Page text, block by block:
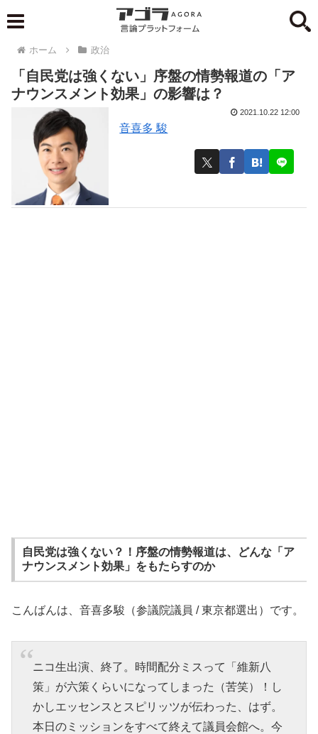
ホーム 政治
「自民党は強くない」序盤の情勢報道の「ア
ナウンスメント効果」の影響は？
音喜多 駿
2021.10.22 12:00
自民党は強くない？！序盤の情勢報道は、どんな「ア
ナウンスメント効果」をもたらすのか
こんばんは、音喜多駿（参議院議員 / 東京都選出）です。
ニコ生出演、終了。時間配分ミスって「維新八
策」が六策くらいになってしまった（苦笑）！し
かしエッセンスとスピリッツが伝わった、はず。
本日のミッションをすべて終えて議員会館へ。今